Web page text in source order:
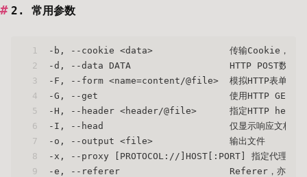
2. 常用参数
1
2
3
4
5
6
7
8
9
-b, --cookie <data>              传输Cookie，格式为
-d, --data DATA                  HTTP POST数据
-F, --form <name=content/@file>  模拟HTTP表单数据
-G, --get                        使用HTTP GET方法
-H, --header <header/@file>      指定HTTP header，可
-I, --head                       仅显示响应文档头
-o, --output <file>              输出文件
-x, --proxy [PROTOCOL://]HOST[:PORT] 指定代理
-e, --referer                    Referer，亦可用-H